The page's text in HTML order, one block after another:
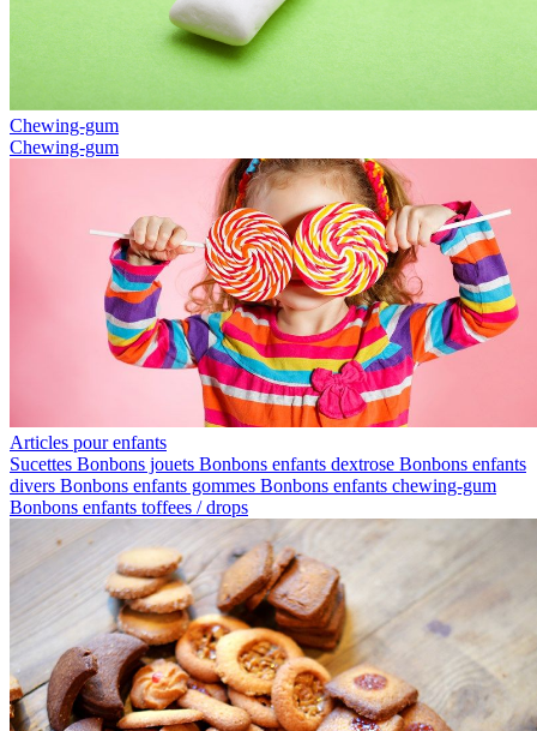
Chewing-gum
Chewing-gum
Articles pour enfants
Sucettes Bonbons jouets Bonbons enfants dextrose Bonbons enfants
divers Bonbons enfants gommes Bonbons enfants chewing-gum
Bonbons enfants toffees / drops